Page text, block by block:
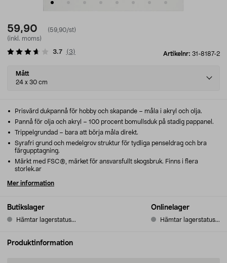
59,90
(59,90/st)
(inkl. moms)
Artikelnr: 31-8187-2
3.7 (3)
Select
variant
Mått
24 x 30 cm
Butikslager
Hämtar lagerstatus...
Onlinelager
Hämtar lagerstatus...
Prisvärd dukpannå för hobby och skapande – måla i akryl och olja.
Pannå för olja och akryl – 100 procent bomullsduk på stadig pappanel.
Trippelgrundad – bara att börja måla direkt.
Syrafri grund och medelgrov struktur för tydliga penseldrag och bra
färgupptagning.
Märkt med FSC®, märket för ansvarsfullt skogsbruk. Finns i flera
storlek.ar
Mer information
Produktinformation